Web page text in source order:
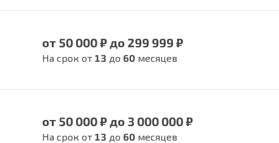
от 50 000 ₽ до 299 999 ₽
На срок от 13 до 60месяцев
от 50 000 ₽ до 3 000 000 ₽
На срок от 13 до 60месяцев